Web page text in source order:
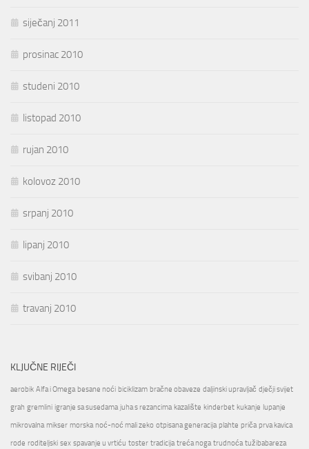
siječanj 2011
prosinac 2010
studeni 2010
listopad 2010
rujan 2010
kolovoz 2010
srpanj 2010
lipanj 2010
svibanj 2010
travanj 2010
KLJUČNE RIJEČI
aerobik Alfa i Omega besane noći biciklizam bračne obaveze daljinski upravljač dječji svijet
grah gremlini igranje sa susedama juha s rezancima kazalište kinderbet kukanje lupanje
mikrovalna mikser morska noć-noć mali zeko otpisana generacija plahte priča prva kavica
rode roditeljski sex spavanje u vrtiću toster tradicija treća noga trudnoća tužibabareza